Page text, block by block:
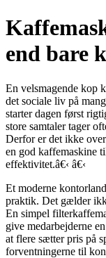
end bare
En velsmagende kop
det sociale liv på
starter dagen først
store samtaler tager
Derfor er det ikke
en god kaffemaskine
effektivitet.â€‹ â€‹
Et moderne
praktik. Det gælder
En simpel
give medarbejderne
at flere sætter pris på
forventningerne til